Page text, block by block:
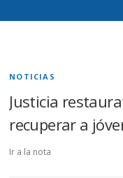
NOTICIAS
Justicia
recuperar a
Ir a la nota